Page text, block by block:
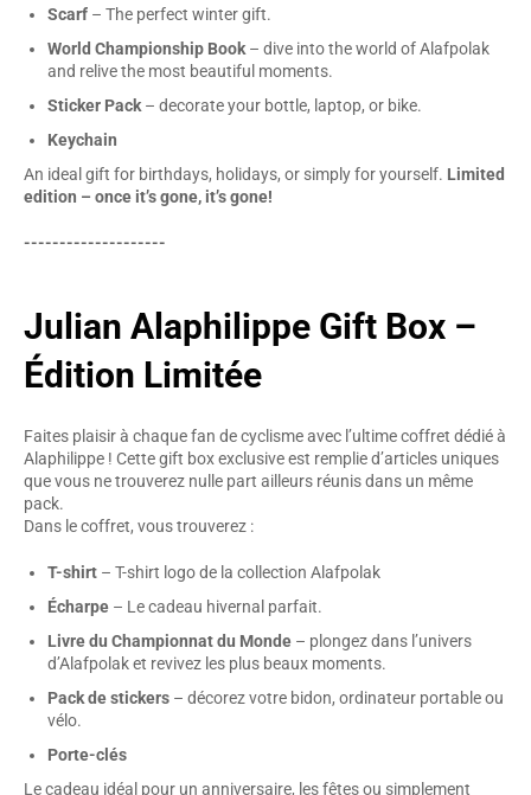
Scarf – The perfect winter gift.
World Championship Book – dive into the world of Alafpolak
and relive the most beautiful moments.
Sticker Pack – decorate your bottle, laptop, or bike.
Keychain
An ideal gift for birthdays, holidays, or simply for yourself. Limited
edition – once it’s gone, it’s gone!
--------------------
Julian Alaphilippe Gift Box –
Édition Limitée
Faites plaisir à chaque fan de cyclisme avec l’ultime coffret dédié à
Alaphilippe ! Cette gift box exclusive est remplie d’articles uniques
que vous ne trouverez nulle part ailleurs réunis dans un même
pack.
Dans le coffret, vous trouverez :
T-shirt – T-shirt logo de la collection Alafpolak
Écharpe – Le cadeau hivernal parfait.
Livre du Championnat du Monde – plongez dans l’univers
d’Alafpolak et revivez les plus beaux moments.
Pack de stickers – décorez votre bidon, ordinateur portable ou
vélo.
Porte-clés
Le cadeau idéal pour un anniversaire, les fêtes ou simplement